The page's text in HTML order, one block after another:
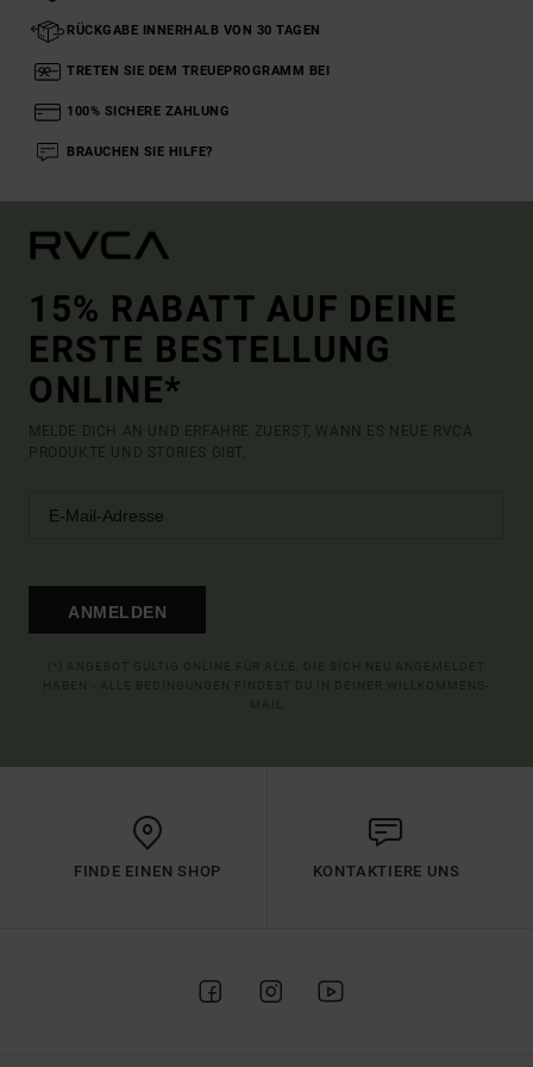
RÜCKGABE INNERHALB VON 30 TAGEN
TRETEN SIE DEM TREUEPROGRAMM BEI
100% SICHERE ZAHLUNG
BRAUCHEN SIE HILFE?
15% RABATT AUF DEINE
ERSTE BESTELLUNG
ONLINE*
MELDE DICH AN UND ERFAHRE ZUERST, WANN ES NEUE RVCA
PRODUKTE UND STORIES GIBT.
ANMELDEN
FINDE EINEN SHOP KONTAKTIERE UNS